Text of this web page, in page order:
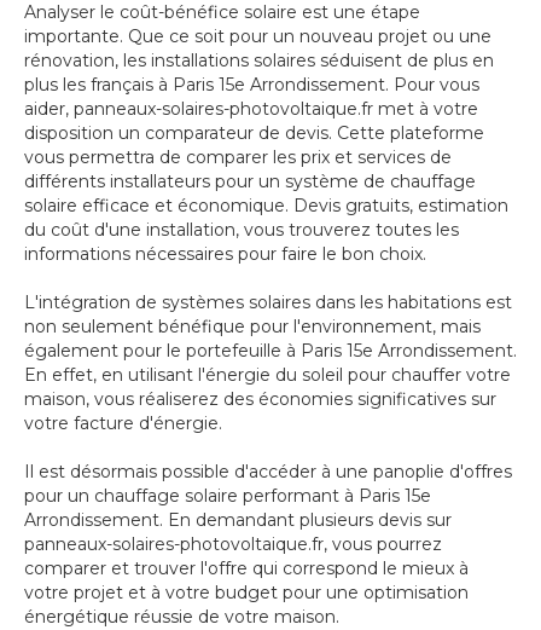
Analyser le coût-bénéfice solaire est une étape
importante. Que ce soit pour un nouveau projet ou une
rénovation, les installations solaires séduisent de plus en
plus les français à Paris 15e Arrondissement. Pour vous
aider, panneaux-solaires-photovoltaique.fr met à votre
disposition un comparateur de devis. Cette plateforme
vous permettra de comparer les prix et services de
différents installateurs pour un système de chauffage
solaire efficace et économique. Devis gratuits, estimation
du coût d'une installation, vous trouverez toutes les
informations nécessaires pour faire le bon choix.
L'intégration de systèmes solaires dans les habitations est
non seulement bénéfique pour l'environnement, mais
également pour le portefeuille à Paris 15e Arrondissement.
En effet, en utilisant l'énergie du soleil pour chauffer votre
maison, vous réaliserez des économies significatives sur
votre facture d'énergie.
Il est désormais possible d'accéder à une panoplie d'offres
pour un chauffage solaire performant à Paris 15e
Arrondissement. En demandant plusieurs devis sur
panneaux-solaires-photovoltaique.fr, vous pourrez
comparer et trouver l'offre qui correspond le mieux à
votre projet et à votre budget pour une optimisation
énergétique réussie de votre maison.